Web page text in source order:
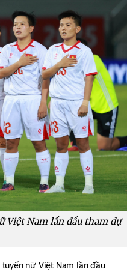
Việt Nam lần đầu tham dự
tuyển nữ Việt Nam lần đầu